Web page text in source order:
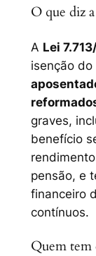
O que diz
A Lei
isenção do
graves,
benefício
pensão, e
financeiro
contínuos.
Quem tem